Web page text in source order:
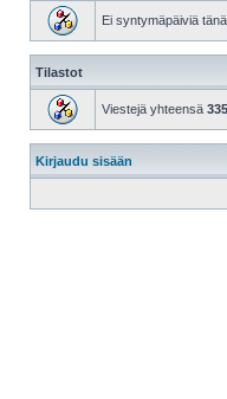
Ei syntymäpäiviä
Tilastot
Viestejä yhteensä
Kirjaudu sisään